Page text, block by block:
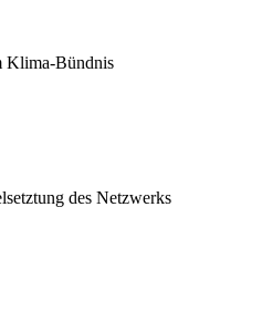
Klima-Bündnis
des Netzwerks